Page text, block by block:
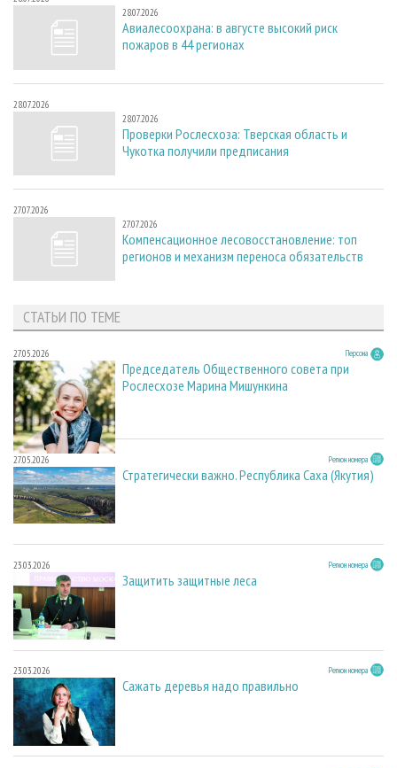
28.07.2026
Авиалесоохрана: в августе высокий риск
пожаров в 44 регионах
28.07.2026
28.07.2026
Проверки Рослесхоза: Тверская область и
Чукотка получили предписания
27.07.2026
27.07.2026
Компенсационное лесовосстановление: топ
регионов и механизм переноса обязательств
СТАТЬИ ПО ТЕМЕ
27.05.2026 Персона
Председатель Общественного совета при
Рослесхозе Марина Мишункина
27.05.2026 Регион номера
Стратегически важно. Республика Саха (Якутия)
23.03.2026 Регион номера
Защитить защитные леса
23.03.2026 Регион номера
Сажать деревья надо правильно